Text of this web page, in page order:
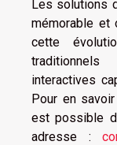
Les solutions
mémorable et
cette
traditionnels
interactives
Pour en
est possible
adresse :